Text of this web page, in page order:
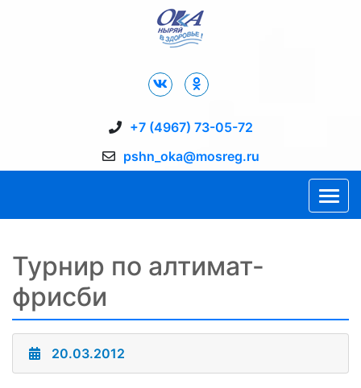
+7 (4967) 73-05-72
pshn_oka@mosreg.ru
Турнир по алтимат-
фрисби
20.03.2012